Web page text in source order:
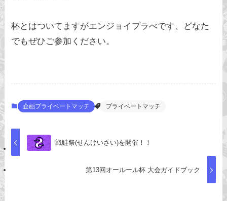
杯とはついてますがエンジョイプラべです、どなた
でもぜひご参加ください。
企画プライベートマッチ プライベートマッチ
戦鮭祭(せんけいさい)を開催！！
第13回オールール杯 大会ガイドブック